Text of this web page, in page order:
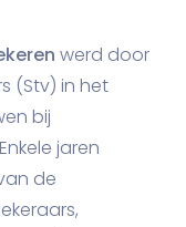
werd door
(Stv) in het
bij
jaren
de